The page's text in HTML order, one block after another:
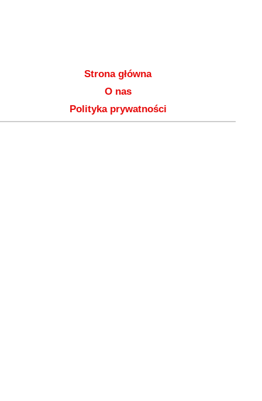
Strona główna
O nas
Polityka prywatności